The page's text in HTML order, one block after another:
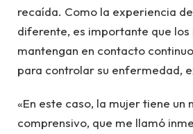
recaída. Como la experiencia
diferente, es importante que los
mantengan en contacto
para controlar su enfermedad,
«En este caso, la mujer tiene un
comprensivo, que me llamó